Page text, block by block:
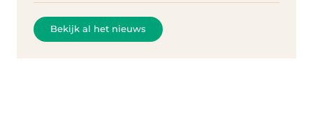
Bekijk al het nieuws